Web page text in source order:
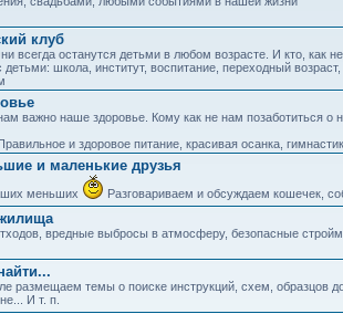
клуб
всегда останутся детьми в любом возрасте. И кто,
детьми: школа, институт, воспитание, переходный
важно наше здоровье. Кому как не нам позаботиться
и здоровое питание, красивая осанка,
и маленькие друзья
меньших Разговариваем и обсуждаем кошечек,
вредные выбросы в атмосферу, безопасные
размещаем темы о поиске инструкций, схем, образцов
И т. п.